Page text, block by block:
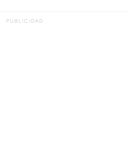
PUBLICIDAD